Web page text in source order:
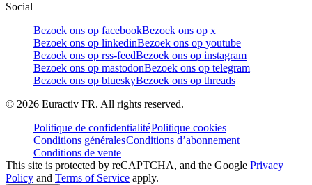
Social
Bezoek ons op facebookBezoek ons op x
Bezoek ons op linkedinBezoek ons op youtube
Bezoek ons op rss-feedBezoek ons op instagram
Bezoek ons op mastodonBezoek ons op telegram
Bezoek ons op blueskyBezoek ons op threads
© 2026 Euractiv FR. All rights reserved.
Politique de confidentialitéPolitique cookies
Conditions généralesConditions d’abonnement
Conditions de vente
This site is protected by reCAPTCHA, and the Google Privacy
Policy and Terms of Service apply.